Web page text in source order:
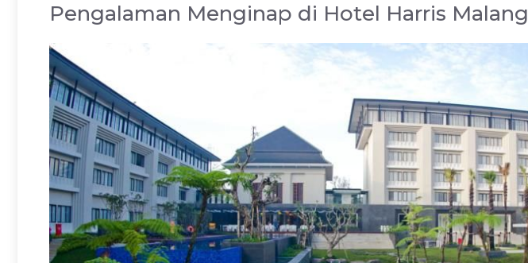
Pengalaman Menginap di Hotel Harris Malang